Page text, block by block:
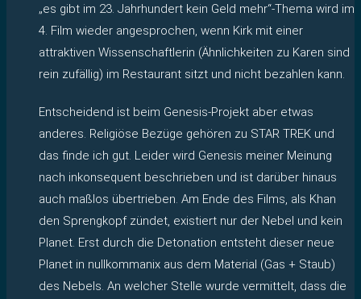
„es gibt im 23. Jahrhundert kein Geld mehr“-Thema wird im
4. Film wieder angesprochen, wenn Kirk mit einer
attraktiven Wissenschaftlerin (Ähnlichkeiten zu Karen sind
rein zufällig) im Restaurant sitzt und nicht bezahlen kann.
Entscheidend ist beim Genesis-Projekt aber etwas
anderes. Religiöse Bezüge gehören zu STAR TREK und
das finde ich gut. Leider wird Genesis meiner Meinung
nach inkonsequent beschrieben und ist darüber hinaus
auch maßlos übertrieben. Am Ende des Films, als Khan
den Sprengkopf zündet, existiert nur der Nebel und kein
Planet. Erst durch die Detonation entsteht dieser neue
Planet in nullkommanix aus dem Material (Gas + Staub)
des Nebels. An welcher Stelle wurde vermittelt, dass die